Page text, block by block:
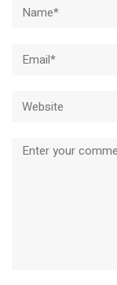
Comment